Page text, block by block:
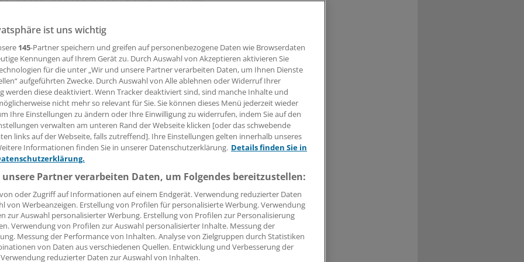
Gabe des GLP-1-Rezeptor-Agonisten Dulaglutid zu einem SGLT2-
Typ-2-Diabetikern zu verbesserter Glukosekontrolle und
Leserin, lieber Leser,
Beitrag können Sie lesen, sobald Sie sich eingeloggt haben.
Jetzt anmelden »
Kostenlos registrieren »
vergessen?
ist mit wenigen Klicks erledigt und kostenlos.
des kostenlosen Login:
Analysen, Hintergründe und Infografiken
Interviews und Praxis-Tipps
ist uns wichtig
145-Partner speichern und greifen auf personenbezogene Daten wie Browserdaten
Kennungen auf Ihrem Gerät zu. Durch Auswahl von Akzeptieren aktivieren Sie
für die unter „Wir und unsere Partner verarbeiten Daten, um Ihnen Dienste
aufgeführten Zwecke. Durch Auswahl von Alle ablehnen oder Widerruf Ihrer
werden diese deaktiviert. Wenn Tracker deaktiviert sind, sind manche Inhalte und
nicht mehr so relevant für Sie. Sie können dieses Menü jederzeit wieder
Ihre Einstellungen zu ändern oder Ihre Einwilligung zu widerrufen, indem Sie auf den
verwalten am unteren Rand der Webseite klicken [oder das schwebende
links auf der Webseite, falls zutreffend]. Ihre Einstellungen gelten innerhalb unseres
Informationen finden Sie in unserer Datenschutzerklärung. Details finden Sie in
Partner verarbeiten Daten, um Folgendes bereitzustellen:
oder Zugriff auf Informationen auf einem Endgerät. Verwendung reduzierter Daten
von Werbeanzeigen. Erstellung von Profilen für personalisierte Werbung. Verwendung
zur Auswahl personalisierter Werbung. Erstellung von Profilen zur Personalisierung
Verwendung von Profilen zur Auswahl personalisierter Inhalte. Messung der
Messung der Performance von Inhalten. Analyse von Zielgruppen durch Statistiken
von Daten aus verschiedenen Quellen. Entwicklung und Verbesserung der
reduzierter Daten zur Auswahl von Inhalten.